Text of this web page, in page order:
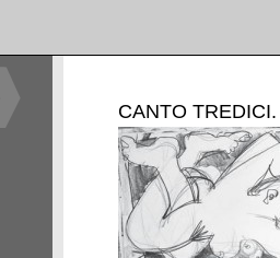
CANTO